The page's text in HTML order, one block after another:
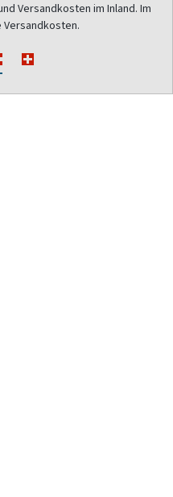
Versandkosten im Inland. Im
Versandkosten.